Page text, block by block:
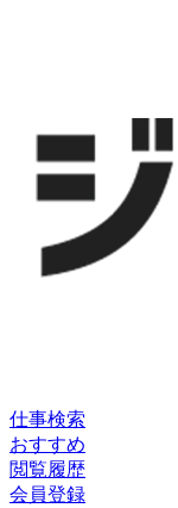
仕事検索
おすすめ
閲覧履歴
会員登録